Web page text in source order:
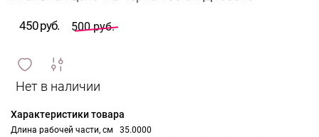
450 руб. 500 руб.
и
сравнить
ИЗБРАННОЕ
Характеристики товара
Длина рабочей части, см 35.0000